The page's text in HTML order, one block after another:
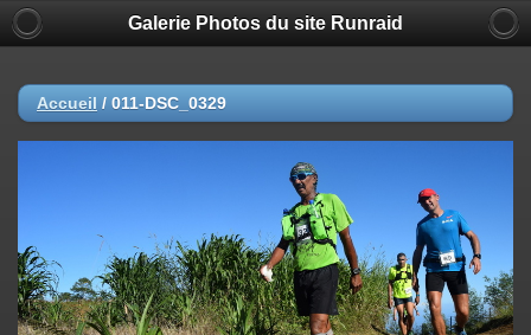
Galerie Photos du site Runraid
Accueil / 011-DSC_0329